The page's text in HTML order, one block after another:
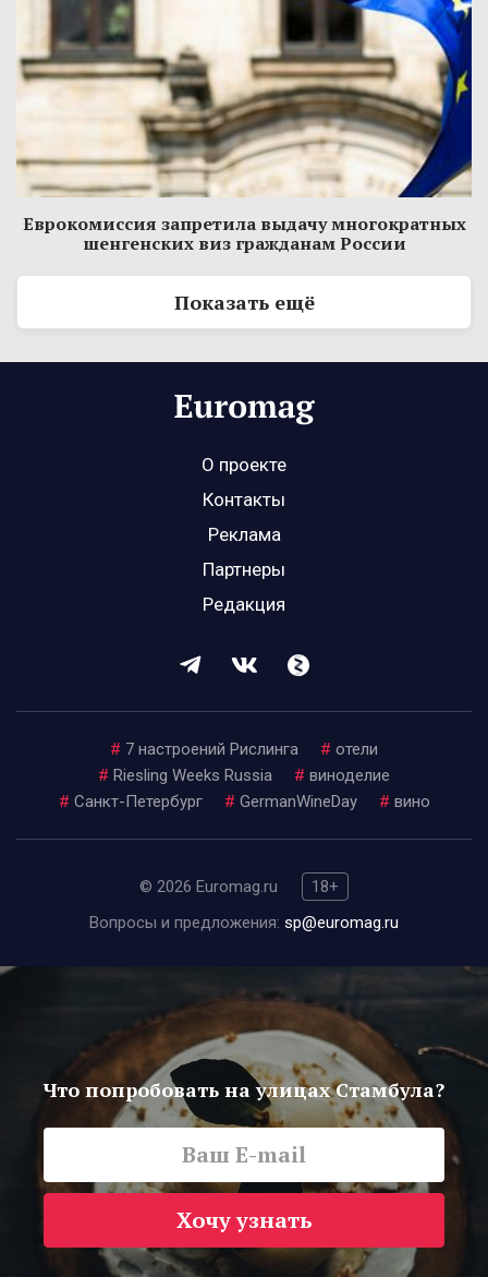
Еврокомиссия запретила выдачу многократных
шенгенских виз гражданам России
Показать ещё
О проекте
Контакты
Реклама
Партнеры
Редакция
# 7 настроений Рислинга # отели
# Riesling Weeks Russia # виноделие
# Санкт-Петербург # GermanWineDay # вино
© 2026 Euromag.ru
18+
Вопросы и предложения: sp@euromag.ru
Что попробовать на улицах Стамбула?
Хочу узнать